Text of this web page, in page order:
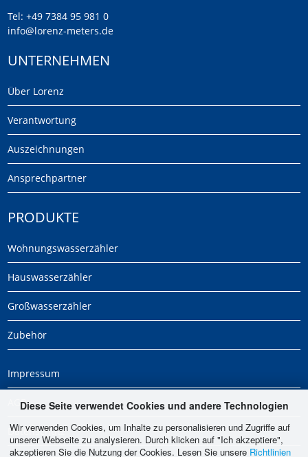
Diese Seite verwendet Cookies und andere Technologien
Wir verwenden Cookies, um Inhalte zu personalisieren und Zugriffe auf
unserer Webseite zu analysieren. Durch klicken auf "Ich akzeptiere",
akzeptieren Sie die Nutzung der Cookies. Lesen Sie unsere Richtlinien
Tel:+49 7384 95 981 0
info@lorenz-meters.de
UNTERNEHMEN
Über Lorenz
Verantwortung
Auszeichnungen
Ansprechpartner
PRODUKTE
Wohnungswasserzähler
Hauswasserzähler
Großwasserzähler
Zubehör
Impressum
AGB
Datenschutz